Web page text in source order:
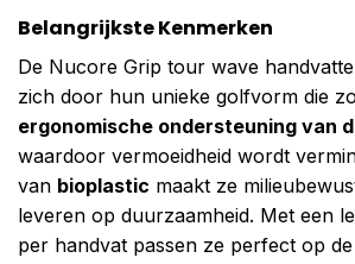
Belangrijkste Kenmerken
De Nucore Grip tour wave
zich door hun unieke golfvorm die
ergonomische ondersteuning van
waardoor vermoeidheid wordt
van bioplastic maakt ze
leveren op duurzaamheid. Met een
per handvat passen ze perfect op